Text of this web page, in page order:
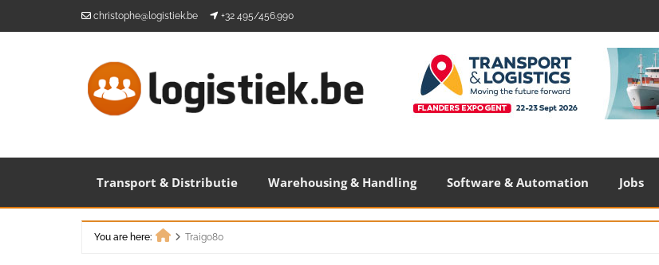
christophe@logistiek.be +32 495/456.990
Transport & Distributie Warehousing & Handling Software & Automation Jobs
You are here:
Traigo80